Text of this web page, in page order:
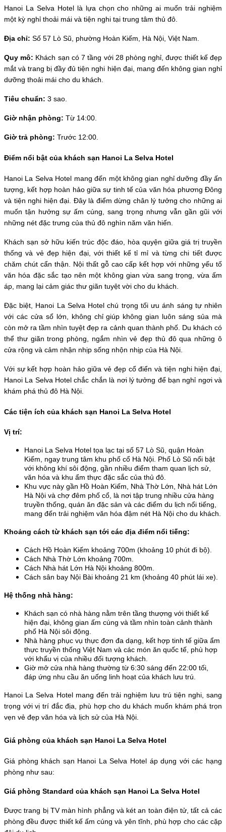
Hanoi La Selva Hotel là lựa chọn cho những ai muốn trải nghiệm
một kỳ nghỉ thoải mái và tiện nghi tại trung tâm thủ đô.
Địa chỉ: Số 57 Lò Sũ, phường Hoàn Kiếm, Hà Nội, Việt Nam.
Quy mô: Khách sạn có 7 tầng với 28 phòng nghỉ, được thiết kế đẹp
mắt và trang bị đầy đủ tiện nghi hiện đại, mang đến không gian nghỉ
dưỡng thoải mái cho du khách.
Tiêu chuẩn: 3 sao.
Giờ nhận phòng: Từ 14:00.
Giờ trả phòng: Trước 12:00.
Điểm nổi bật của khách sạn Hanoi La Selva Hotel
Hanoi La Selva Hotel mang đến một không gian nghỉ dưỡng đầy ấn
tượng, kết hợp hoàn hảo giữa sự tinh tế của văn hóa phương Đông
và tiện nghi hiện đại. Đây là điểm dừng chân lý tưởng cho những ai
muốn tận hưởng sự ấm cúng, sang trọng nhưng vẫn gần gũi với
những nét đặc trưng của thủ đô nghìn năm văn hiến.
Khách sạn sở hữu kiến trúc độc đáo, hòa quyện giữa giá trị truyền
thống và vẻ đẹp hiện đại, với thiết kế tỉ mỉ và từng chi tiết được
chăm chút cẩn thận. Nội thất gỗ cao cấp kết hợp với những yếu tố
văn hóa đặc sắc tạo nên một không gian vừa sang trọng, vừa ấm
áp, mang lại cảm giác thư giãn tuyệt vời cho du khách.
Đặc biệt, Hanoi La Selva Hotel chú trọng tối ưu ánh sáng tự nhiên
với các cửa sổ lớn, không chỉ giúp không gian luôn sáng sủa mà
còn mở ra tầm nhìn tuyệt đẹp ra cảnh quan thành phố. Du khách có
thể thư giãn trong phòng, ngắm nhìn vẻ đẹp thủ đô qua những ô
cửa rộng và cảm nhận nhịp sống nhộn nhịp của Hà Nội.
Với sự kết hợp hoàn hảo giữa vẻ đẹp cổ điển và tiện nghi hiện đại,
Hanoi La Selva Hotel chắc chắn là nơi lý tưởng để bạn nghỉ ngơi và
khám phá thủ đô Hà Nội.
Các tiện ích của khách sạn Hanoi La Selva Hotel
Vị trí:
Hanoi La Selva Hotel tọa lạc tại số 57 Lò Sũ, quận Hoàn
Kiếm, ngay trung tâm khu phố cổ Hà Nội. Phố Lò Sũ nổi bật
với không khí sôi động, gần nhiều điểm tham quan lịch sử,
văn hóa và khu ẩm thực đặc sắc của thủ đô.
Khu vực này gần Hồ Hoàn Kiếm, Nhà Thờ Lớn, Nhà hát Lớn
Hà Nội và chợ đêm phố cổ, là nơi tập trung nhiều cửa hàng
truyền thống, quán ăn đặc sản và các điểm du lịch nổi tiếng,
mang đến trải nghiệm văn hóa đậm nét Hà Nội cho du khách.
Khoảng cách từ khách sạn tới các địa điểm nổi tiếng:
Cách Hồ Hoàn Kiếm khoảng 700m (khoảng 10 phút đi bộ).
Cách Nhà Thờ Lớn khoảng 700m.
Cách Nhà hát Lớn Hà Nội khoảng 800m.
Cách sân bay Nội Bài khoảng 21 km (khoảng 40 phút lái xe).
Hệ thống nhà hàng:
Khách sạn có nhà hàng nằm trên tầng thượng với thiết kế
hiện đại, không gian ấm cúng và tầm nhìn toàn cảnh thành
phố Hà Nội sôi động.
Nhà hàng phục vụ thực đơn đa dạng, kết hợp tinh tế giữa ẩm
thực truyền thống Việt Nam và các món ăn quốc tế, phù hợp
với khẩu vị của nhiều đối tượng khách.
Giờ mở cửa nhà hàng thường từ 6:30 sáng đến 22:00 tối,
đáp ứng nhu cầu ăn uống linh hoạt của khách lưu trú.
Hanoi La Selva Hotel mang đến trải nghiệm lưu trú tiện nghi, sang
trọng với vị trí đắc địa, phù hợp cho du khách muốn khám phá trọn
vẹn vẻ đẹp văn hóa và lịch sử của Hà Nội.
Giá phòng của khách sạn Hanoi La Selva Hotel
Giá phòng khách sạn Hanoi La Selva Hotel áp dụng với các hạng
phòng như sau:
Giá phòng Standard của khách sạn Hanoi La Selva Hotel
Được trang bị TV màn hình phẳng và két an toàn điện tử, tất cả các
phòng đều được thiết kế ấm cúng và yên tĩnh, phù hợp cho các cặp